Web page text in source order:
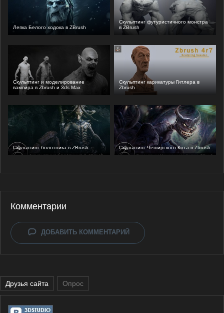
Лепка Белого ходока в ZBrush
Скульптинг футуристичного монстра
в ZBrush
Скульптинг и моделирование
вампира в Zbrush и 3ds Max
Скульптинг карикатуры Гитлера в
Zbrush
Скульптинг болотника в ZBrush Скульптинг Чеширского Кота в Zbrush
Комментарии
ДОБАВИТЬ КОММЕНТАРИЙ
Друзья сайта Опрос